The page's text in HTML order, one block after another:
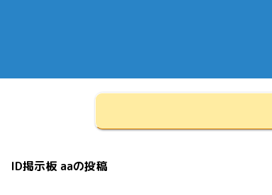
ID掲示板 aaの投稿